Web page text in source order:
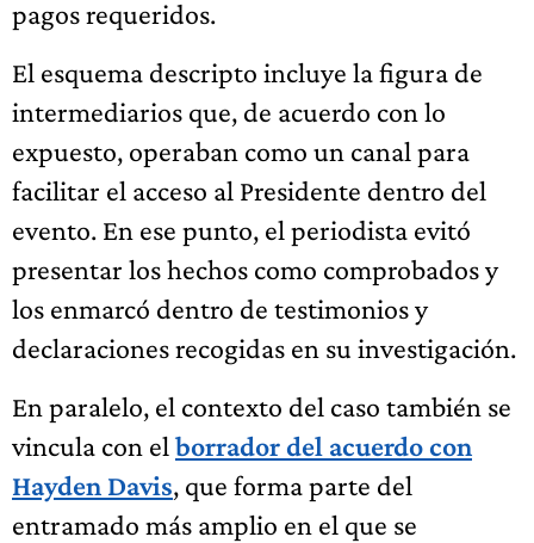
pagos requeridos.
El esquema descripto incluye la figura de
intermediarios que, de acuerdo con lo
expuesto, operaban como un canal para
facilitar el acceso al Presidente dentro del
evento. En ese punto, el periodista evitó
presentar los hechos como comprobados y
los enmarcó dentro de testimonios y
declaraciones recogidas en su investigación.
En paralelo, el contexto del caso también se
vincula con el borrador del acuerdo con
Hayden Davis, que forma parte del
entramado más amplio en el que se